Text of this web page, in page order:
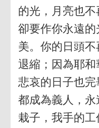
的光，月亮也
卻要作你永遠
美。你的日頭
退縮；因為耶
悲哀的日子也
都成為義人，
栽子，我手的